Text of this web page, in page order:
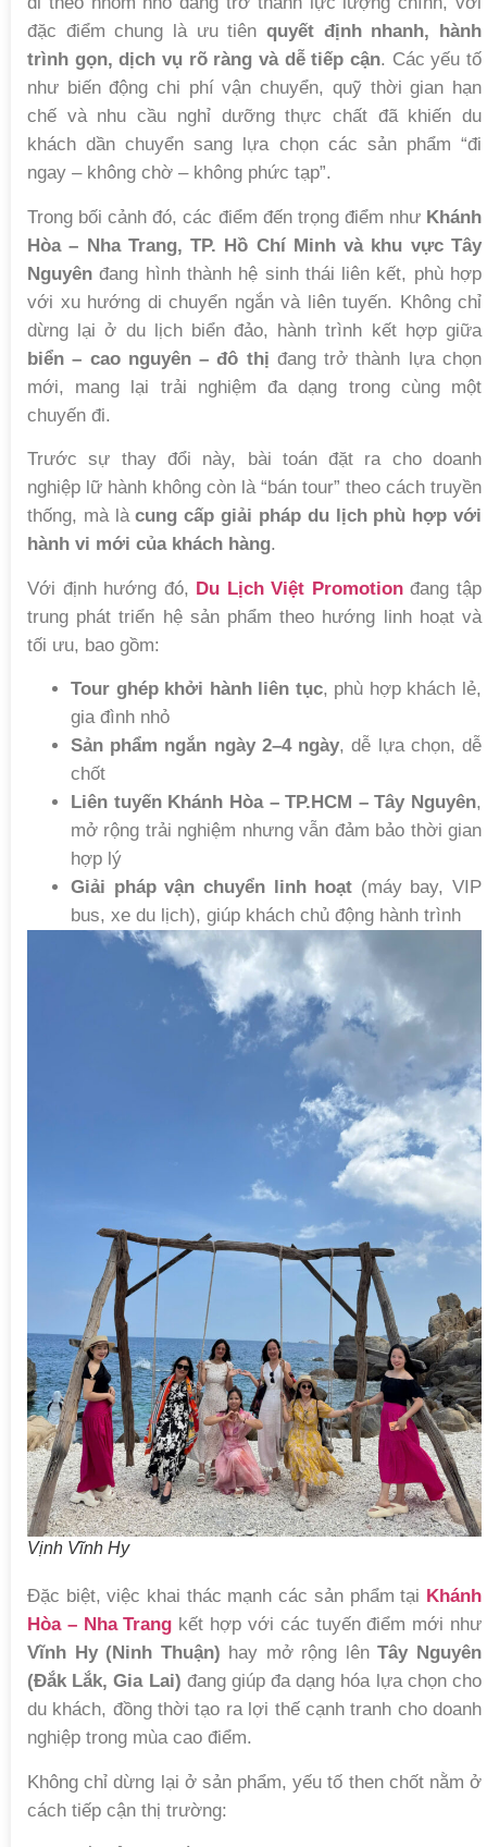
đặc điểm chung là ưu tiên quyết định nhanh, hành
trình gọn, dịch vụ rõ ràng và dễ tiếp cận. Các yếu tố
như biến động chi phí vận chuyển, quỹ thời gian hạn
chế và nhu cầu nghỉ dưỡng thực chất đã khiến du
khách dần chuyển sang lựa chọn các sản phẩm “đi
ngay – không chờ – không phức tạp”.
Trong bối cảnh đó, các điểm đến trọng điểm như Khánh
Hòa – Nha Trang, TP. Hồ Chí Minh và khu vực Tây
Nguyên đang hình thành hệ sinh thái liên kết, phù hợp
với xu hướng di chuyển ngắn và liên tuyến. Không chỉ
dừng lại ở du lịch biển đảo, hành trình kết hợp giữa
biển – cao nguyên – đô thị đang trở thành lựa chọn
mới, mang lại trải nghiệm đa dạng trong cùng một
chuyến đi.
Trước sự thay đổi này, bài toán đặt ra cho doanh
nghiệp lữ hành không còn là “bán tour” theo cách truyền
thống, mà làcung cấp giải pháp du lịch phù hợp với
hành vi mới của khách hàng.
Với định hướng đó, Du Lịch Việt Promotion đang tập
trung phát triển hệ sản phẩm theo hướng linh hoạt và
tối ưu, bao gồm:
Tour ghép khởi hành liên tục, phù hợp khách lẻ,
gia đình nhỏ
Sản phẩm ngắn ngày 2–4 ngày, dễ lựa chọn, dễ
chốt
Liên tuyến Khánh Hòa – TP.HCM – Tây Nguyên,
mở rộng trải nghiệm nhưng vẫn đảm bảo thời gian
hợp lý
Giải pháp vận chuyển linh hoạt (máy bay, VIP
bus, xe du lịch), giúp khách chủ động hành trình
Vịnh Vĩnh Hy
Đặc biệt, việc khai thác mạnh các sản phẩm tại Khánh
Hòa – Nha Trang kết hợp với các tuyến điểm mới như
Vĩnh Hy (Ninh Thuận) hay mở rộng lênTây Nguyên
(Đắk Lắk, Gia Lai) đang giúp đa dạng hóa lựa chọn cho
du khách, đồng thời tạo ra lợi thế cạnh tranh cho doanh
nghiệp trong mùa cao điểm.
Không chỉ dừng lại ở sản phẩm, yếu tố then chốt nằm ở
cách tiếp cận thị trường: